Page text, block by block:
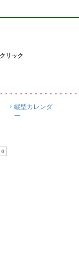
リック
縦型カレンダ
ー
0